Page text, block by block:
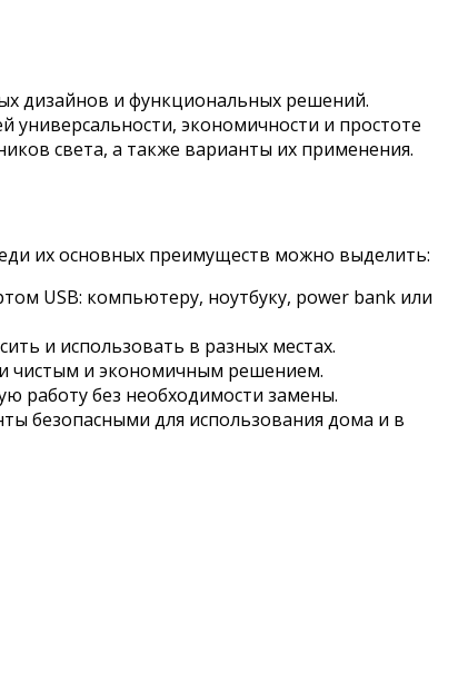
дизайнов и функциональных решений.
универсальности, экономичности и простоте
света, а также варианты их применения.
их основных преимуществ можно выделить:
USB: компьютеру, ноутбуку, power bank или
и использовать в разных местах.
чистым и экономичным решением.
работу без необходимости замены.
безопасными для использования дома и в